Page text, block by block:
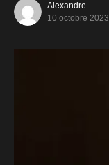
Alexandre
10 octobre 2023